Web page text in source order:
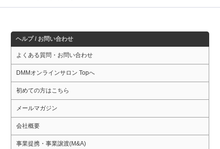
ヘルプ / お問い合わせ
よくある質問・お問い合わせ
DMMオンラインサロン Topへ
初めての方はこちら
メールマガジン
会社概要
事業提携・事業譲渡(M&A)